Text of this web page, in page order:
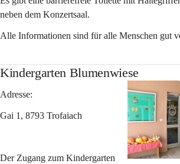
neben dem Konzertsaal.
Alle Informationen sind für alle Menschen gut
Kindergarten Blumenwiese
Adresse:
Gai 1, 8793 Trofaiach
Der Zugang zum Kindergarten